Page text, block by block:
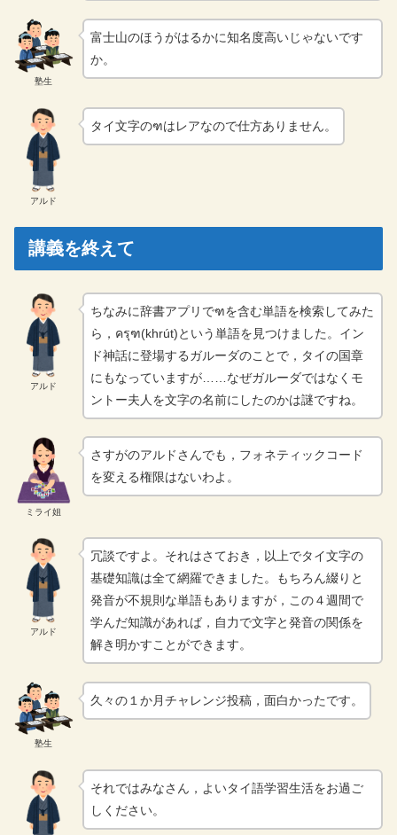
塾生
富士山のほうがはるかに知名度高いじゃないです
か。
アルド
タイ文字のฑはレアなので仕方ありません。
講義を終えて
アルド
ちなみに辞書アプリでฑを含む単語を検索してみた
ら，ครุฑ(khrút)という単語を見つけました。イン
ド神話に登場するガルーダのことで，タイの国章
にもなっていますが……なぜガルーダではなくモ
ントー夫人を文字の名前にしたのかは謎ですね。
ミライ姐
さすがのアルドさんでも，フォネティックコード
を変える権限はないわよ。
アルド
冗談ですよ。それはさておき，以上でタイ文字の
基礎知識は全て網羅できました。もちろん綴りと
発音が不規則な単語もありますが，この４週間で
学んだ知識があれば，自力で文字と発音の関係を
解き明かすことができます。
塾生
久々の１か月チャレンジ投稿，面白かったです。
それではみなさん，よいタイ語学習生活をお過ご
しください。